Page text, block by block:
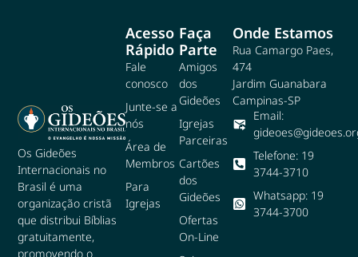
Os Gideões
Internacionais no
Brasil é uma
organização cristã
que distribui Bíblias
gratuitamente,
promovendo o
Faça
Parte
Amigos
dos
Gideões
Igrejas
Parceiras
Cartões
dos
Gideões
Ofertas
On-Line
Acesso
Rápido
Fale
conosco
Junte-se a
nós
Área de
Membros
Para
Igrejas
Onde Estamos
Rua Camargo Paes,
474
Jardim Guanabara
Campinas-SP
Email:
Telefone: 19
3744-3710
Whatsapp: 19
3744-3700